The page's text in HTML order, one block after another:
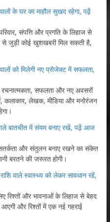
के घर का माहौल सुखद रहेगा, पढ़ें
संपत्ति और प्रगति के लिहाज से
जुड़ी कोई खुशखबरी मिल सकती है,
को मिलेगी नए प्रोजेक्ट में सफलता,
सफलता और नए अवसरों
कलाकार, लेखक, मीडिया और मनोरंजन
बातचीत में संयम बनाए रखें, पढ़ें आज
और संतुलन बनाए रखने का संकेत
बरतने की जरूरत होगी।
वाले स्वास्थ्य को लेकर सावधान रहें,
रिश्तों और भावनाओं के लिहाज से बेहद
और रिश्तों में एक नई गहराई